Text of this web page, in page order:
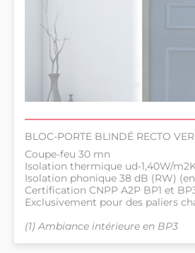
BLOC-PORTE BLINDÉ RECTO
Coupe-feu 30 mn
Isolation thermique ud-1,40W/m2K
Isolation phonique 38 dB (RW)
Certification CNPP A2P BP1 et
Exclusivement pour des paliers
(1) Ambiance intérieure en BP3